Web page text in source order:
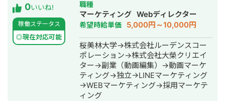
集客で毎月0→10件の新規利用者獲得、
直接の資格者採用3名の実績
0いいね!
稼働ステータス
◎現在対応可能
グ・オウンドメディア制作・構築・運
用代行・動画制作・動画編集・採用代
行・AI活用
職種
マーケティング Webディレクター
希望時給単価 5,000円～10,000円
桜美林大学→株式会社ルーデンスコー
ポレーション→株式会社大榮クリエイ
ター→副業（動画編集）→動画マーケ
ティング→独立→LINEマーケティング
→WEBマーケティング→採用マーケテ
ィング